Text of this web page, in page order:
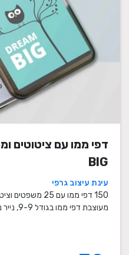
BIG
עינת עיצוב גרפי
150 דפי ממו עם
מעוצבת דפי ממו בגודל 9-9, נייר נטול עץ 80 ...